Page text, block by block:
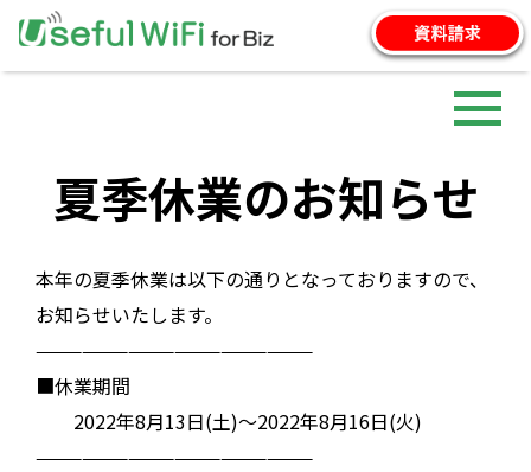
対応エリア よくある質問
夏季休業のお知らせ
本年の夏季休業は以下の通りとなっておりますので、
お知らせいたします。
——————————————————
■休業期間
2022年8月13日(土)～2022年8月16日(火)
——————————————————